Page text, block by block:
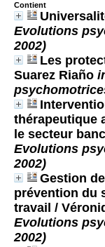
Contient
Evolutions
2002)
Les
Suarez Riaño
thérapeutique
le secteur
Evolutions
2002)
Gestion
prévention du
travail /
Evolutions
2002)